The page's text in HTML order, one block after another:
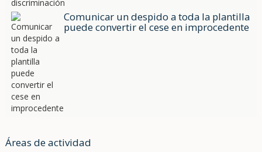
Comunicar un despido a toda la plantilla
puede convertir el cese en improcedente
Áreas de actividad